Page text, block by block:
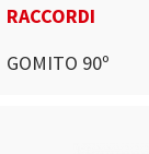
RACCORDI
GOMITO 90º